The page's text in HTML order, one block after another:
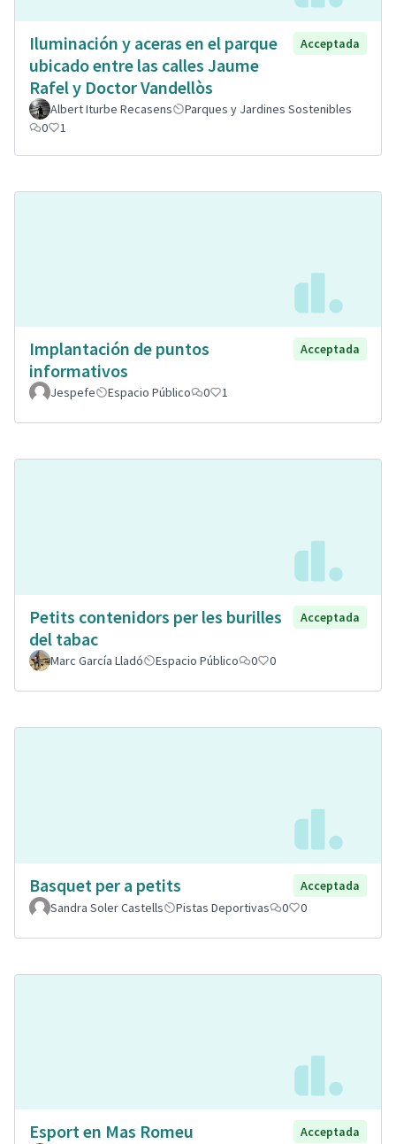
Iluminación y aceras en el parque
ubicado entre las calles Jaume
Rafel y Doctor Vandellòs
Acceptada
Albert Iturbe Recasens
Parques y Jardines Sostenibles
0
1
Implantación de puntos
informativos
Acceptada
Jespefe Espacio Público 0 1
Petits contenidors per les burilles
del tabac
Acceptada
Marc García Lladó Espacio Público 0 0
Basquet per a petits
Acceptada
Sandra Soler Castells
Pistas Deportivas 0 0
Esport en Mas Romeu
Acceptada